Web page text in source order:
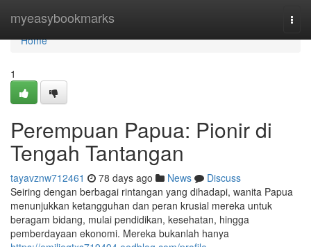
myeasybookmarks
Home
Home
1
Perempuan Papua: Pionir di
Tengah Tantangan
tayavznw712461 78 days ago News
Discuss
Seiring dengan berbagai rintangan yang dihadapi, wanita Papua
menunjukkan ketangguhan dan peran krusial mereka untuk
beragam bidang, mulai pendidikan, kesehatan, hingga
pemberdayaan ekonomi. Mereka bukanlah hanya